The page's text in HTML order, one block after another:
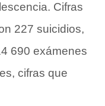
Cifras
227 suicidios,
690 exámenes
cifras que